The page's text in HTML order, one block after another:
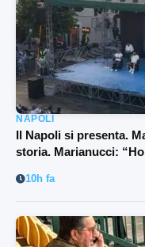
NAPOLI
Il Napoli si presenta.
storia. Marianucci:
10h fa